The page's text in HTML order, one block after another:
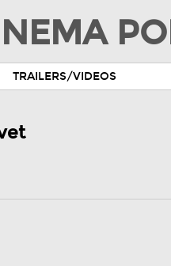
TRAILERS/VIDEOS